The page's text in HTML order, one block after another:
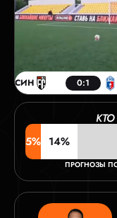
СИН 0:1
5% 14%
ПРОГНОЗЫ